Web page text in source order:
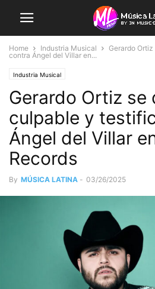
Home Industria Musical
Gerardo
contra Ángel del Villar en...
Industria Musical
Gerardo Ortiz se
culpable y
Ángel del Villar
Records
By MÚSICA LATINA - 03/26/2025